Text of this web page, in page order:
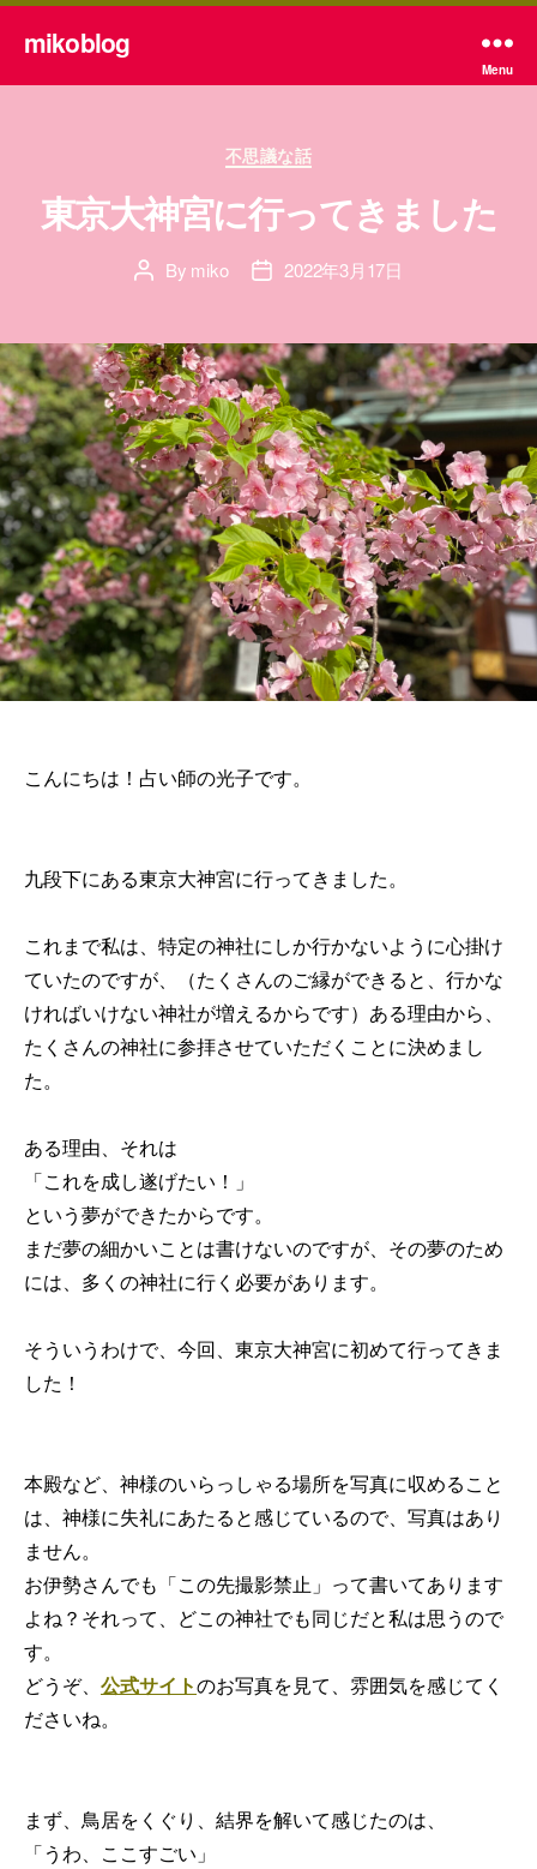
mikoblog
Menu
Categories
不思議な話
東京大神宮に行ってきました
PostBy miko
Post2022年3月17日
こんにちは！占い師の光子です。
九段下にある東京大神宮に行ってきました。
これまで私は、特定の神社にしか行かないように心掛け
ていたのですが、（たくさんのご縁ができると、行かな
ければいけない神社が増えるからです）ある理由から、
たくさんの神社に参拝させていただくことに決めまし
た。
ある理由、それは
「これを成し遂げたい！」
という夢ができたからです。
まだ夢の細かいことは書けないのですが、その夢のため
には、多くの神社に行く必要があります。
そういうわけで、今回、東京大神宮に初めて行ってきま
した！
本殿など、神様のいらっしゃる場所を写真に収めること
は、神様に失礼にあたると感じているので、写真はあり
ません。
お伊勢さんでも「この先撮影禁止」って書いてあります
よね？それって、どこの神社でも同じだと私は思うので
す。
どうぞ、 公式サイトのお写真を見て、雰囲気を感じてく
ださいね。
まず、鳥居をくぐり、結界を解いて感じたのは、
「うわ、ここすごい」